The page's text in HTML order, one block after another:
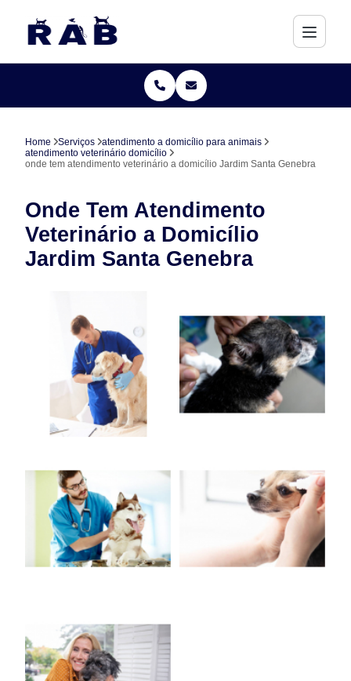
Home Serviços
atendimento a domicílio para animais
atendimento veterinário domicílio
onde tem atendimento veterinário a domicílio Jardim Santa Genebra
Onde Tem Atendimento
Veterinário a Domicílio
Jardim Santa Genebra